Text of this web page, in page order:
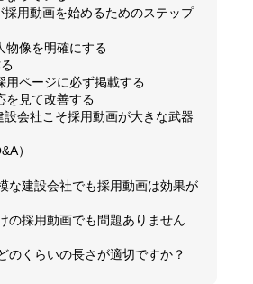
採用動画を始めるためのステップ
物像を明確にする
用ページに必ず掲載する
を見て改善する
設会社こそ採用動画が大きな武器
）
な建設会社でも採用動画は効果が
の採用動画でも問題ありません
のくらいの長さが適切ですか？